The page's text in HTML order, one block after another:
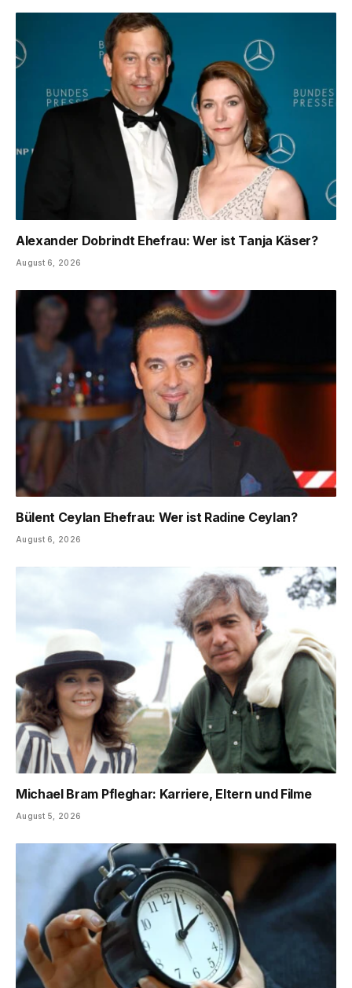
Alexander Dobrindt Ehefrau: Wer ist Tanja Käser?
August 6, 2026
Bülent Ceylan Ehefrau: Wer ist Radine Ceylan?
August 6, 2026
Michael Bram Pfleghar: Karriere, Eltern und Filme
August 5, 2026